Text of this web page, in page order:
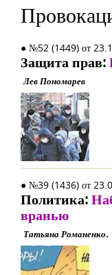
● №52 (1449) от
Защита прав:
Лев Пономарев
● №39 (1436) от
Политика:
вранью
Татьяна Романенко.